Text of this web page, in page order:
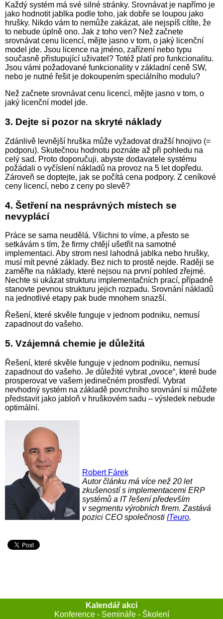
Každý systém má své silné stránky. Srovnávat je napřímo je
jako hodnotit jablka podle toho, jak dobře se loupou jako
hrušky. Nikdo vám to nemůže zakázat, ale nejspíš cítíte, že
to nebude úplně ono. Jak z toho ven? Než začnete
srovnávat cenu licencí, mějte jasno v tom, o jaký licenční
model jde. Jsou licence na jméno, zařízení nebo typu
současně přistupující uživatel? Totéž platí pro funkcionalitu.
Jsou vámi požadované funkcionality v základní ceně SW,
nebo je nutné řešit je dokoupením speciálního modulu?
Než začnete srovnávat cenu licencí, mějte jasno v tom, o
jaký licenční model jde.
3. Dejte si pozor na skryté náklady
Zdánlivě levnější hruška může vyžadovat dražší hnojivo (=
podporu). Skutečnou hodnotu poznáte až při pohledu na
celý sad. Proto doporučuji, abyste dodavatele systému
požádali o vyčíslení nákladů na provoz na 5 let dopředu.
Zároveň se doptejte, jak se počítá cena podpory. Z ceníkové
ceny licencí, nebo z ceny po slevě?
4. Šetření na nesprávných místech se
nevyplácí
Práce se sama neudělá. Všichni to víme, a přesto se
setkávám s tím, že firmy chtějí ušetřit na samotné
implementaci. Aby strom nesl lahodná jablka nebo hrušky,
musí mít pevné základy. Bez nich to prostě nejde. Raději se
zaměřte na náklady, které nejsou na první pohled zřejmé.
Nechte si ukázat strukturu implementačních prací, případně
stanovte pevnou strukturu jejich rozpadu. Srovnání nákladů
na jednotlivé etapy pak bude mnohem snazší.
Řešení, které skvěle funguje v jednom podniku, nemusí
zapadnout do vašeho.
5. Vzájemná chemie je důležitá
Řešení, které skvěle funguje v jednom podniku, nemusí
zapadnout do vašeho. Je důležité vybrat „ovoce“, které bude
prosperovat ve vašem jedinečném prostředí. Vybrat
nevhodný systém na základě povrchního srovnání si můžete
představit jako jabloň v hruškovém sadu – výsledek nebude
optimální.
Robert Fárek
Autor článku má více než 20 let
zkušeností s implementacemi ERP
systémů a IT řešení především
v segmentu výrobních firem. Zastává
pozici CEO společnosti ITeuro.
Kalendář akcí
Konference - Semináře - Školení